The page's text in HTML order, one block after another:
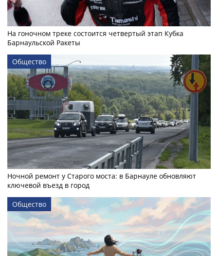
На гоночном треке состоится четвертый этап Кубка
Барнаульской Ракеты
Общество
Ночной ремонт у Старого моста: в Барнауле обновляют
ключевой въезд в город
Общество